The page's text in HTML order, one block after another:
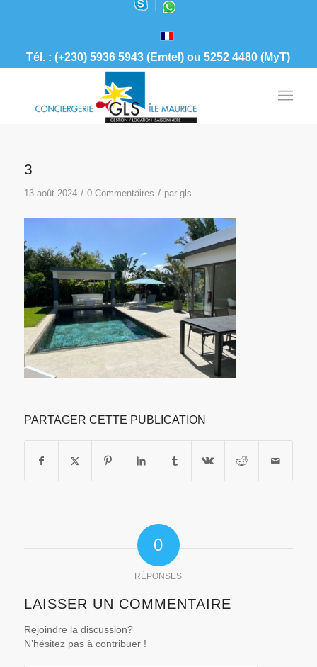
Tél. : (+230) 5936 5943 (Emtel) ou 5252 4480 (MyT)
3
13 août 2024 / 0 Commentaires / par gls
PARTAGER CETTE PUBLICATION
0
RÉPONSES
LAISSER UN COMMENTAIRE
Rejoindre la discussion?
N’hésitez pas à contribuer !